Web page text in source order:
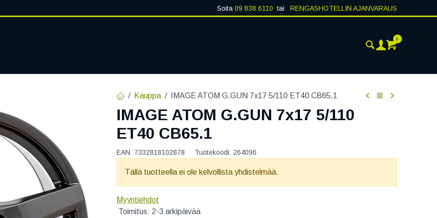
Soita 09 838 6110 tai RENGASHOTELLIN AJANVARAUS
0
Kauppa IMAGE ATOM G.GUN 7x17 5/110 ET40 CB65.1
IMAGE ATOM G.GUN 7x17 5/110
ET40 CB65.1
EAN: 7332818102878 Tuotekoodi: 264096
Tällä tuotteella ei ole kelvollista yhdistelmää.
Myyntiehdot
Toimitus: 2-3 arkipäivää